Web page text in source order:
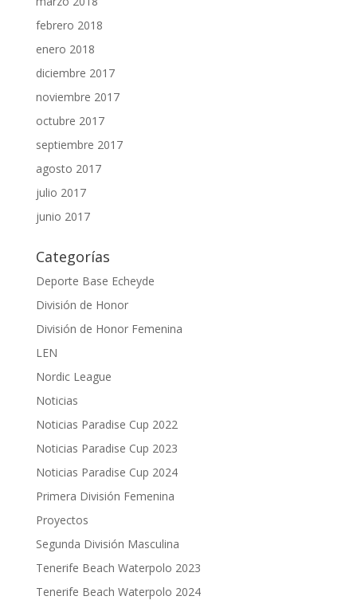
febrero 2018
enero 2018
diciembre 2017
noviembre 2017
octubre 2017
septiembre 2017
agosto 2017
julio 2017
junio 2017
Categorías
Deporte Base Echeyde
División de Honor
División de Honor Femenina
LEN
Nordic League
Noticias
Noticias Paradise Cup 2022
Noticias Paradise Cup 2023
Noticias Paradise Cup 2024
Primera División Femenina
Proyectos
Segunda División Masculina
Tenerife Beach Waterpolo 2023
Tenerife Beach Waterpolo 2024